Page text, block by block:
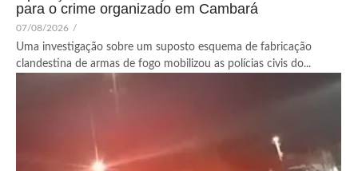
para o crime organizado em Cambará
07/08/2026 /
Uma investigação sobre um suposto esquema de fabricação
clandestina de armas de fogo mobilizou as polícias civis do...